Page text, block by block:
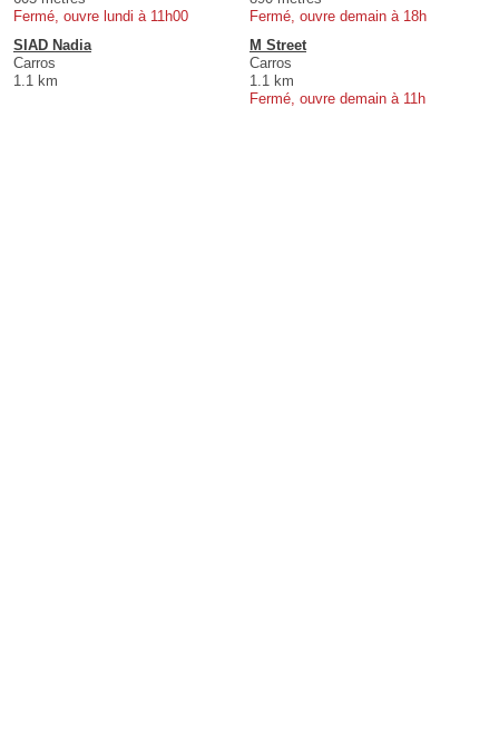
Fermé, ouvre lundi à 11h00
Fermé, ouvre demain à 18h
SIAD Nadia
Carros
1.1 km
M Street
Carros
1.1 km
Fermé, ouvre demain à 11h